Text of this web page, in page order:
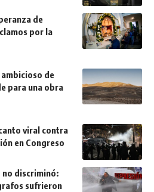
de
por la
de
para una obra
viral contra
en Congreso
no discriminó:
sufrieron